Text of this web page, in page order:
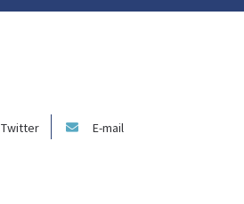
Twitter E-mail